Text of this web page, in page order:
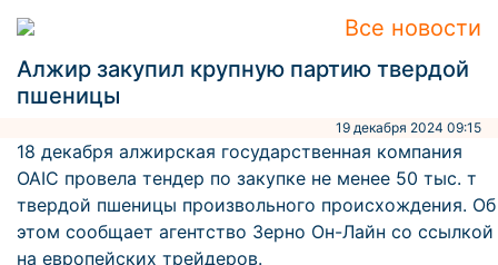
Все новости
Алжир закупил крупную партию твердой
пшеницы
19 декабря 2024 09:15
18 декабря алжирская государственная компания
OAIC провела тендер по закупке не менее 50 тыс. т
твердой пшеницы произвольного происхождения. Об
этом сообщает агентство Зерно Он-Лайн со ссылкой
на европейских трейдеров.